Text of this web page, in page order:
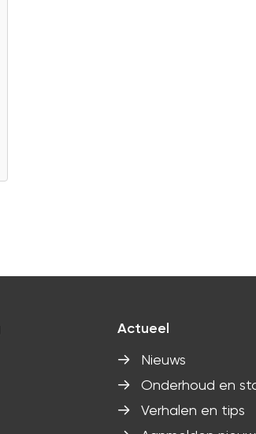
Actueel
Nieuws
Onderhoud en
Verhalen en tips